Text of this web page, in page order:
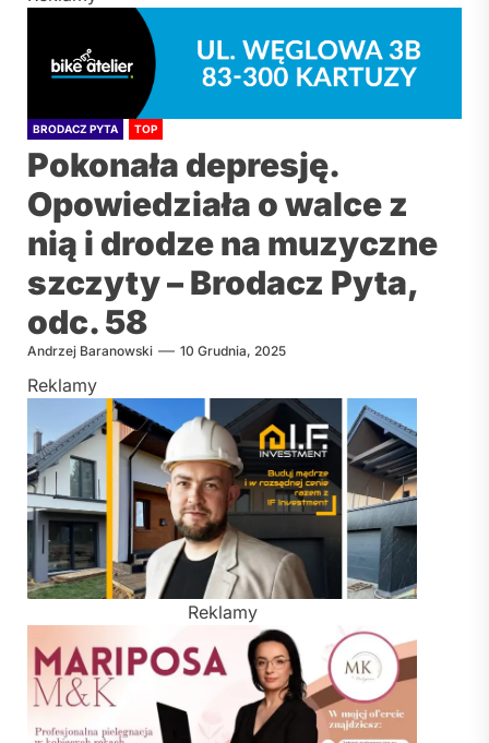
BRODACZ PYTA TOP
Pokonała depresję.
Opowiedziała o walce z
nią i drodze na muzyczne
szczyty – Brodacz Pyta,
odc. 58
Andrzej Baranowski 10 Grudnia, 2025
Reklamy
Reklamy